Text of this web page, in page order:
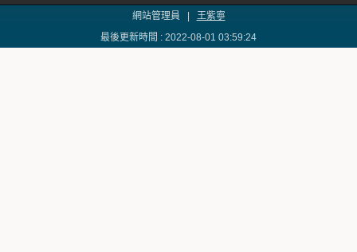
網站管理員 | 王紫寧
最後更新時間 : 2022-08-01 03:59:24